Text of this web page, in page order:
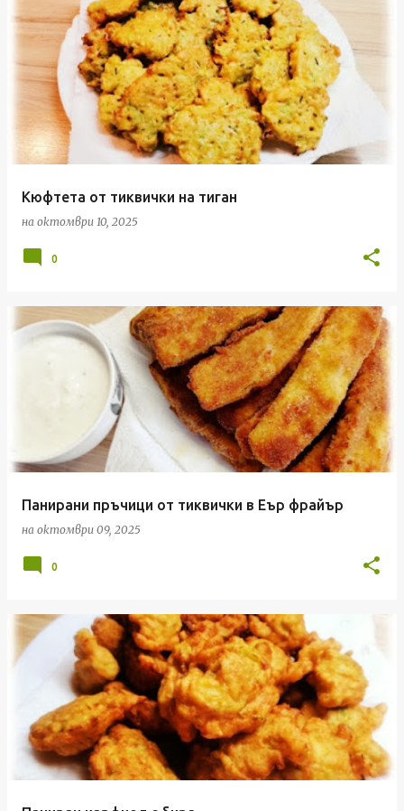
Кюфтета от тиквички на тиган
на октомври 10, 2025
0
Панирани пръчици от тиквички в Еър фрайър
на октомври 09, 2025
0